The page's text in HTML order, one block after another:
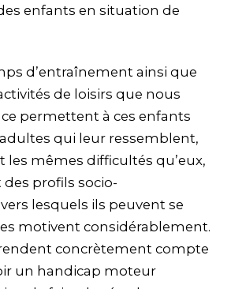
enfants en situation de
d’entraînement ainsi que
de loisirs que nous
permettent à ces enfants
qui leur ressemblent,
les mêmes difficultés qu’eux,
profils socio-
lesquels ils peuvent se
motivent considérablement.
concrètement compte
un handicap moteur